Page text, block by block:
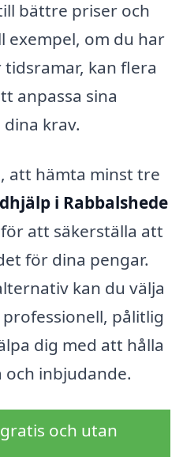
bättre priser och
exempel, om du har
kan flera
anpassa sina
krav.
att hämta minst tre
i Rabbalshede
att säkerställa att
för dina pengar.
kan du välja
pålitlig
dig med att hålla
inbjudande.
och utan